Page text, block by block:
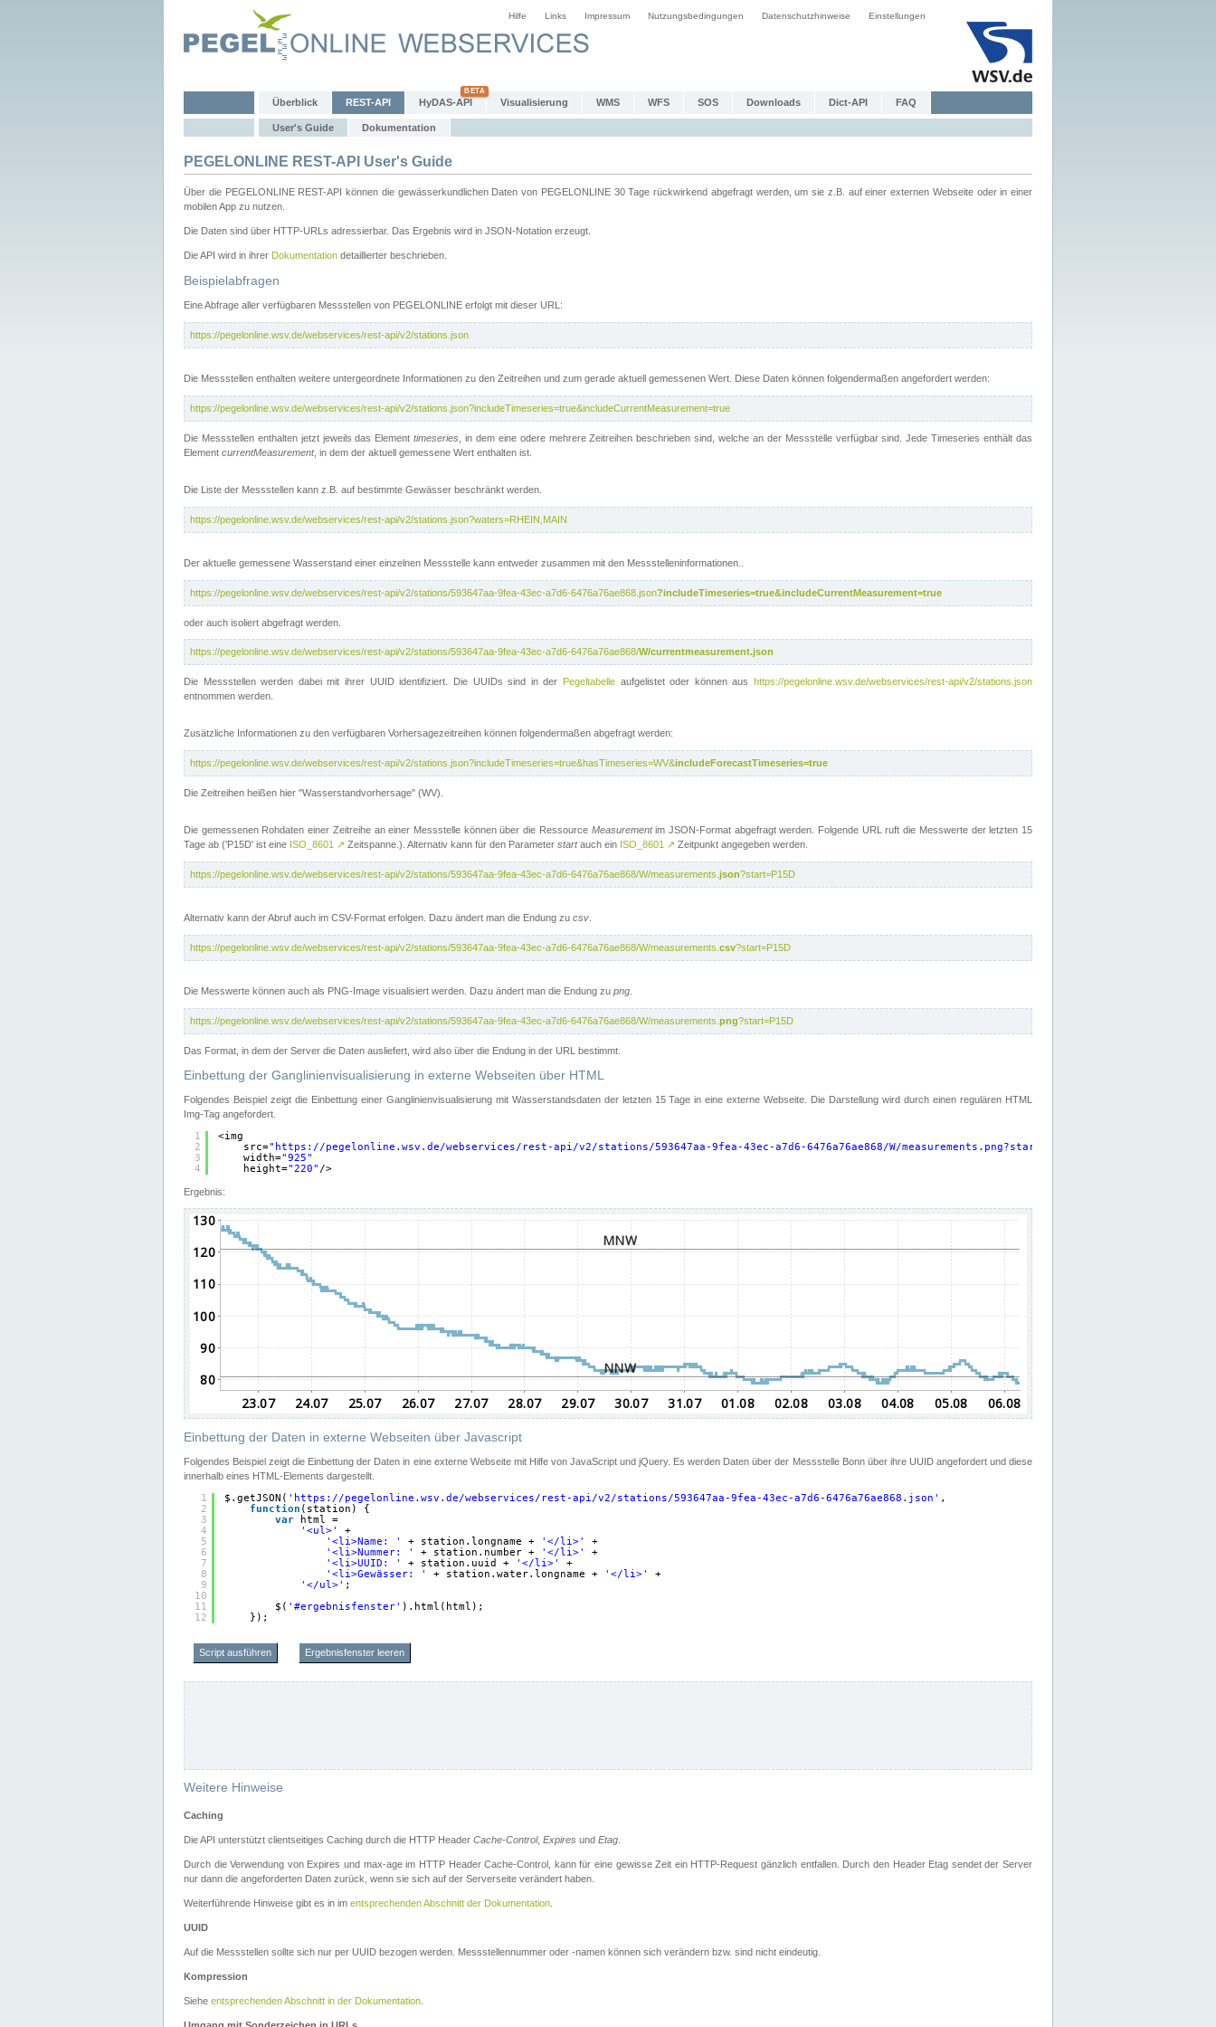
Hilfe Links Impressum Nutzungsbedingungen Datenschutzhinweise Einstellungen
Überblick REST-API HyDAS-API Visualisierung WMS WFS SOS Downloads Dict-API FAQ
User's Guide Dokumentation
PEGELONLINE REST-API User's Guide
Über die PEGELONLINE REST-API können die gewässerkundlichen Daten von PEGELONLINE 30 Tage rückwirkend abgefragt werden, um sie z.B. auf einer externen Webseite oder in einer
mobilen App zu nutzen.
Die Daten sind über HTTP-URLs adressierbar. Das Ergebnis wird in JSON-Notation erzeugt.
Die API wird in ihrer Dokumentation detaillierter beschrieben.
Beispielabfragen
Eine Abfrage aller verfügbaren Messstellen von PEGELONLINE erfolgt mit dieser URL:
https://pegelonline.wsv.de/webservices/rest-api/v2/stations.json
Die Messstellen enthalten weitere untergeordnete Informationen zu den Zeitreihen und zum gerade aktuell gemessenen Wert. Diese Daten können folgendermaßen angefordert werden:
https://pegelonline.wsv.de/webservices/rest-api/v2/stations.json?includeTimeseries=true&includeCurrentMeasurement=true
Die Messstellen enthalten jetzt jeweils das Elementtimeseries , in dem eine odere mehrere Zeitreihen beschrieben sind, welche an der Messstelle verfügbar sind. Jede Timeseries enthält das
Element currentMeasurement, in dem der aktuell gemessene Wert enthalten ist.
Die Liste der Messstellen kann z.B. auf bestimmte Gewässer beschränkt werden.
https://pegelonline.wsv.de/webservices/rest-api/v2/stations.json?waters=RHEIN,MAIN
Der aktuelle gemessene Wasserstand einer einzelnen Messstelle kann entweder zusammen mit den Messstelleninformationen..
https://pegelonline.wsv.de/webservices/rest-api/v2/stations/593647aa-9fea-43ec-a7d6-6476a76ae868.json?includeTimeseries=true&includeCurrentMeasurement=true
oder auch isoliert abgefragt werden.
https://pegelonline.wsv.de/webservices/rest-api/v2/stations/593647aa-9fea-43ec-a7d6-6476a76ae868/W/currentmeasurement.json
Die Messstellen werden dabei mit ihrer UUID identifiziert. Die UUIDs sind in der Pegeltabelleaufgelistet oder können aushttps://pegelonline.wsv.de/webservices/rest-api/v2/stations.json
entnommen werden.
Zusätzliche Informationen zu den verfügbaren Vorhersagezeitreihen können folgendermaßen abgefragt werden:
https://pegelonline.wsv.de/webservices/rest-api/v2/stations.json?includeTimeseries=true&hasTimeseries=WV&includeForecastTimeseries=true
Die Zeitreihen heißen hier "Wasserstandvorhersage" (WV).
Die gemessenen Rohdaten einer Zeitreihe an einer Messstelle können über die Ressource Measurementim JSON-Format abgefragt werden. Folgende URL ruft die Messwerte der letzten 15
Tage ab ('P15D' ist eine ISO_8601 ↗ Zeitspanne.). Alternativ kann für den Parameter startauch ein ISO_8601 ↗ Zeitpunkt angegeben werden.
https://pegelonline.wsv.de/webservices/rest-api/v2/stations/593647aa-9fea-43ec-a7d6-6476a76ae868/W/measurements. json?start=P15D
Alternativ kann der Abruf auch im CSV-Format erfolgen. Dazu ändert man die Endung zu csv
https://pegelonline.wsv.de/webservices/rest-api/v2/stations/593647aa-9fea-43ec-a7d6-6476a76ae868/W/measurements. csv?start=P15D
Die Messwerte können auch als PNG-Image visualisiert werden. Dazu ändert man die Endung zu png
https://pegelonline.wsv.de/webservices/rest-api/v2/stations/593647aa-9fea-43ec-a7d6-6476a76ae868/W/measurements. png?start=P15D
Das Format, in dem der Server die Daten ausliefert, wird also über die Endung in der URL bestimmt.
Einbettung der Ganglinienvisualisierung in externe Webseiten über HTML
Folgendes Beispiel zeigt die Einbettung einer Ganglinienvisualisierung mit Wasserstandsdaten der letzten 15 Tage in eine externe Webseite. Die Darstellung wird durch einen regulären HTML
Img-Tag angefordert.
1
2
3
4
<img
src=" https://pegelonline.wsv.de/webservices/rest-api/v2/stations/593647aa-9fea-43ec-a7d6-6476a76ae868/W/measurements.png?start=P15D&width=925&height=220
width="925"
height="220" />
Ergebnis:
Einbettung der Daten in externe Webseiten über Javascript
Folgendes Beispiel zeigt die Einbettung der Daten in eine externe Webseite mit Hilfe von JavaScript und jQuery. Es werden Daten über der Messstelle Bonn über ihre UUID angefordert und diese
innerhalb eines HTML-Elements dargestellt.
1
2
3
4
5
6
7
8
9
10
11
12
$.getJSON( ' https://pegelonline.wsv.de/webservices/rest-api/v2/stations/593647aa-9fea-43ec-a7d6-6476a76ae868.json ' ,
function (station) {
var
html =
'<ul>'
+
'<li>Name: '
+ station.longname + '</li>'
+
'<li>Nummer: '
+ station.number + '</li>'
+
'<li>UUID: '
+ station.uuid + '</li>'
+
'<li>Gewässer: '
+ station.water.longname + '</li>'
+
'</ul>' ;
$( '#ergebnisfenster' ).html(html);
});
Script ausführen Ergebnisfenster leeren
Weitere Hinweise
Caching
Die API unterstützt clientseitiges Caching durch die HTTP Header Cache-Control, Expires und Etag.
Durch die Verwendung von Expires und max-age im HTTP Header Cache-Control, kann für eine gewisse Zeit ein HTTP-Request gänzlich entfallen. Durch den Header Etag sendet der Server
nur dann die angeforderten Daten zurück, wenn sie sich auf der Serverseite verändert haben.
Weiterführende Hinweise gibt es in im entsprechenden Abschnitt der Dokumentation.
UUID
Auf die Messstellen sollte sich nur per UUID bezogen werden. Messstellennummer oder -namen können sich verändern bzw. sind nicht eindeutig.
Kompression
Siehe entsprechenden Abschnitt in der Dokumentation.